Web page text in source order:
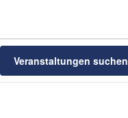
Veranstaltungen suchen